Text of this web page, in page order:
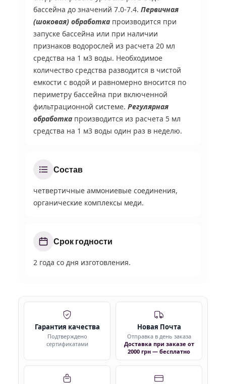
бассейна до значений 7.0-7.4. Первичная
(шоковая) обработка производится при
запуске бассейна или при наличии
признаков водорослей из расчета 20 мл
средства на 1 м3 воды. Необходимое
количество средства разводится в чистой
емкости с водой и равномерно вносится по
периметру бассейна при включенной
фильтрационной системе. Регулярная
обработка производится из расчета 5 мл
средства на 1 м3 воды один раз в неделю.
Состав
четвертичные аммониевые соединения,
органические комплексы меди.
Срок годности
2 года со дня изготовления.
Гарантия качества
Подтверждено
сертификатами
Новая Почта
Отправка в день заказа
Доставка при заказе от
2000 грн — бесплатно